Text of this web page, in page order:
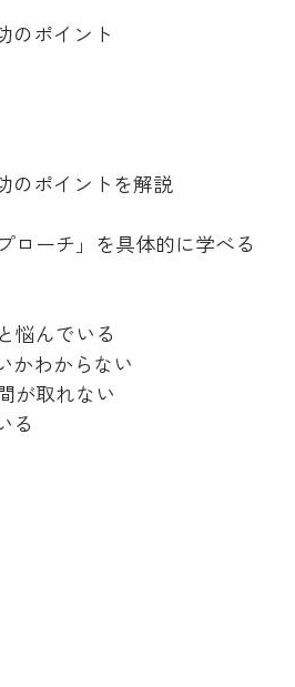
のポイント
のポイントを解説
ローチ」を具体的に学べる
悩んでいる
かわからない
が取れない
る